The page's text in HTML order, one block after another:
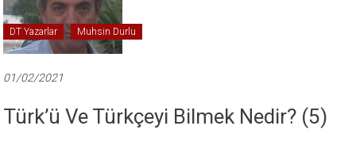
DT Yazarlar Muhsin Durlu
01/02/2021
Türk’ü Ve Türkçeyi Bilmek Nedir? (5)